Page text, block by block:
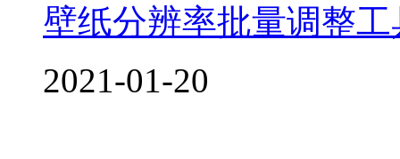
壁纸分辨率批量调整
2021-01-20